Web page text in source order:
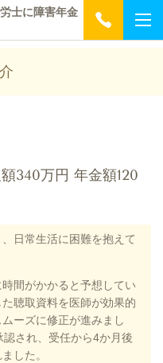
士に障害年金
340万円 年金額120
日常生活に困難を抱えて
間がかかると予想してい
聴取資料を医師が効果的
ーズに修正が進みまし
され、受任から4か月後
した。